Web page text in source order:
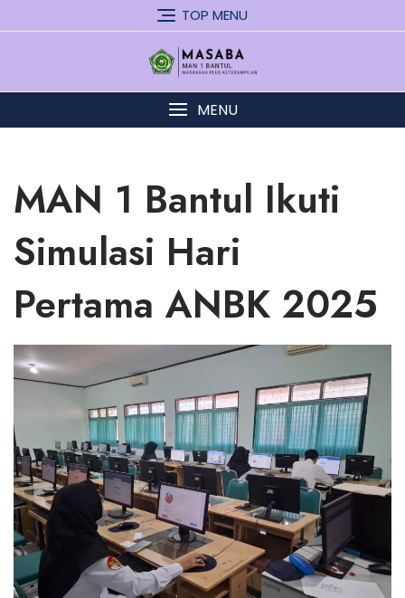
to
TOP MENU
MENU
MAN 1 Bantul Ikuti
Simulasi Hari
Pertama ANBK 2025